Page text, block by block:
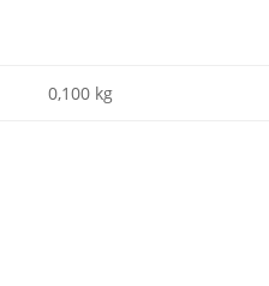
0,100 kg